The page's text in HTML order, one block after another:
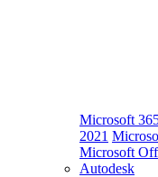
Microsoft
2021
Microsoft
Autodesk